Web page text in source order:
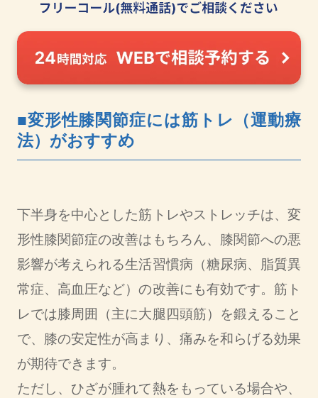
■変形性膝関節症には筋トレ（運動療
法）がおすすめ
下半身を中心とした筋トレやストレッチは、変
形性膝関節症の改善はもちろん、膝関節への悪
影響が考えられる生活習慣病（糖尿病、脂質異
常症、高血圧など）の改善にも有効です。筋ト
レでは膝周囲（主に大腿四頭筋）を鍛えること
で、膝の安定性が高まり、痛みを和らげる効果
が期待できます。
ただし、ひざが腫れて熱をもっている場合や、